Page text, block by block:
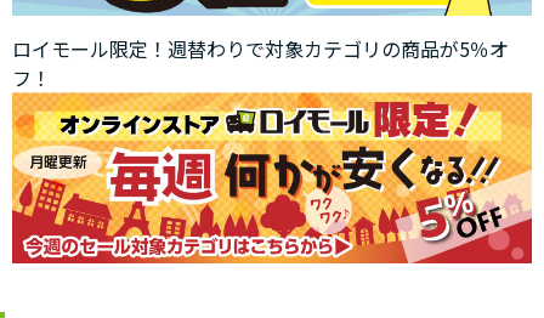
ロイモール限定！週替わりで対象カテゴリの商品が5％オ
フ！